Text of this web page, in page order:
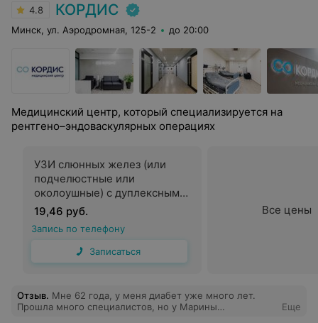
4.8 КОРДИС
Минск, ул. Аэродромная, 125-2 до 20:00
Медицинский центр, который специализируется на
рентгено–эндоваскулярных операциях
УЗИ слюнных желез (или
подчелюстные или
околоушные) с дуплексным
сканированием сосудов
19,46 руб.
Запись по телефону
Записаться
Все цены
Отзыв. Мне 62 года, у меня диабет уже много лет.
Прошла много специалистов, но у Марины
Еще